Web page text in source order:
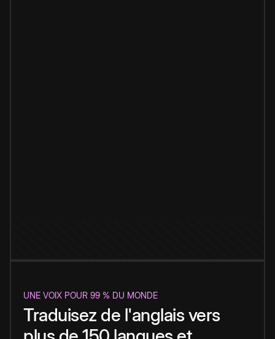
UNE VOIX POUR 99 % DU MONDE
Traduisez de l'anglais vers